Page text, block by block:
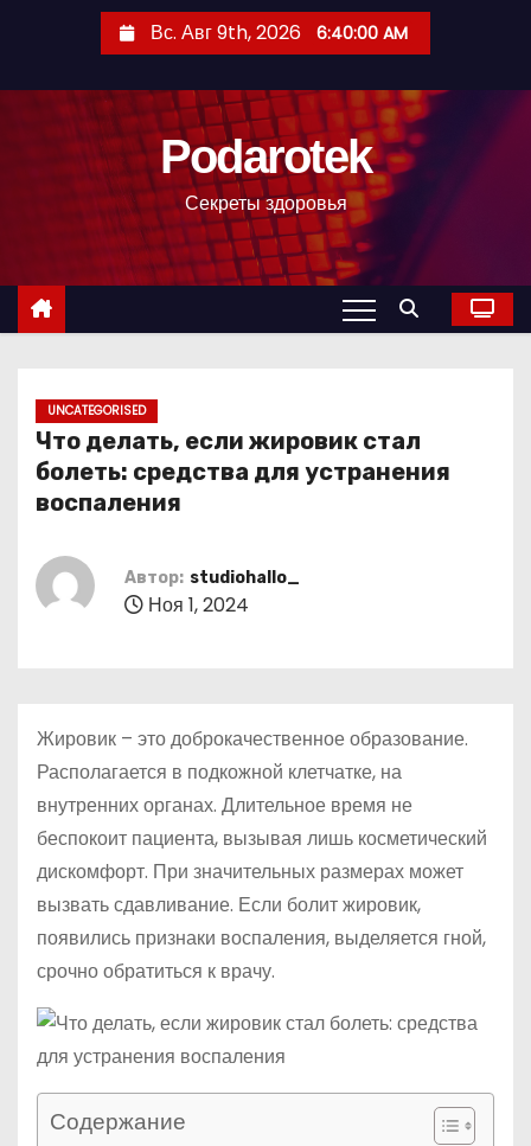
с
Вс. Авг 9th, 2026 6:40:01 AM
Podarotek
Секреты здоровья
UNCATEGORISED
Что делать, если жировик стал
болеть: средства для устранения
воспаления
Автор: studiohallo_
Ноя 1, 2024
Жировик – это доброкачественное образование.
Располагается в подкожной клетчатке, на
внутренних органах. Длительное время не
беспокоит пациента, вызывая лишь косметический
дискомфорт. При значительных размерах может
вызвать сдавливание. Если болит жировик,
появились признаки воспаления, выделяется гной,
срочно обратиться к врачу.
Содержание